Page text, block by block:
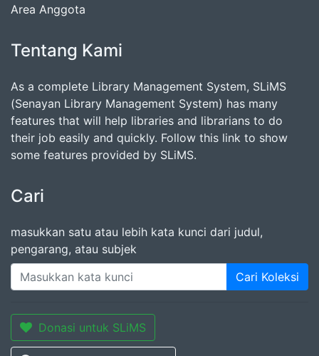
Area Anggota
Tentang Kami
As a complete Library Management System, SLiMS
(Senayan Library Management System) has many
features that will help libraries and librarians to do
their job easily and quickly. Follow this link to show
some features provided by SLiMS.
Cari
masukkan satu atau lebih kata kunci dari judul,
pengarang, atau subjek
Cari Koleksi
Donasi untuk SLiMS